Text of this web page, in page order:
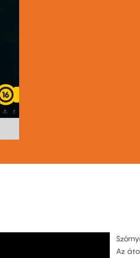
Az